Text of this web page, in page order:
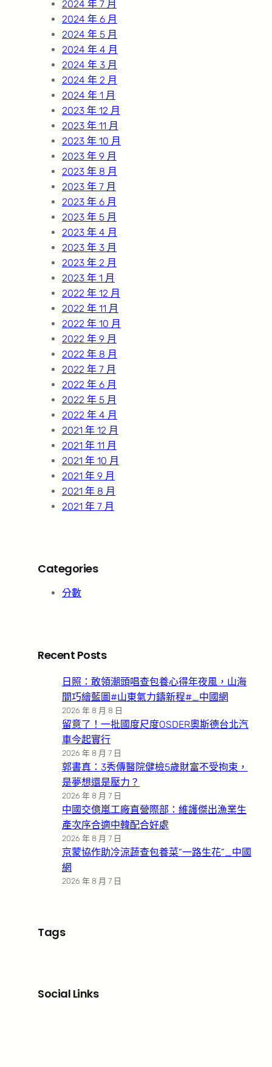
2024 年 7 月
2024 年 6 月
2024 年 5 月
2024 年 4 月
2024 年 3 月
2024 年 2 月
2024 年 1 月
2023 年 12 月
2023 年 11 月
2023 年 10 月
2023 年 9 月
2023 年 8 月
2023 年 7 月
2023 年 6 月
2023 年 5 月
2023 年 4 月
2023 年 3 月
2023 年 2 月
2023 年 1 月
2022 年 12 月
2022 年 11 月
2022 年 10 月
2022 年 9 月
2022 年 8 月
2022 年 7 月
2022 年 6 月
2022 年 5 月
2022 年 4 月
2021 年 12 月
2021 年 11 月
2021 年 10 月
2021 年 9 月
2021 年 8 月
2021 年 7 月
Categories
分數
Recent Posts
日照：敢領潮頭唱查包養心得年夜風，山海
間巧繪藍圖#山東氣力鑄新程#_中國網
2026 年 8 月 8 日
留意了！一批國度尺度OSDER奧斯德台北汽
車今起實行
2026 年 8 月 7 日
郭書真：3秀傳醫院健檢5歲財富不受拘束，
是夢想還是壓力？
2026 年 8 月 7 日
中國交億嵐工廠直營際部：維護傑出漁業生
產次序合適中韓配合好處
2026 年 8 月 7 日
京蒙協作助冷涼蔬查包養菜“一路生花”_中國
網
2026 年 8 月 7 日
Tags
Social Links